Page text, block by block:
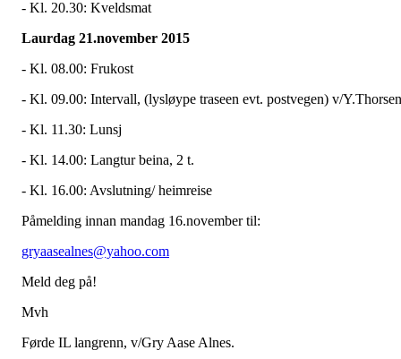
- Kl. 20.30: Kveldsmat
Laurdag 21.november 2015
- Kl. 08.00: Frukost
- Kl. 09.00: Intervall, (lysløype traseen evt. postvegen) v/
- Kl. 11.30: Lunsj
- Kl. 14.00: Langtur beina, 2 t.
- Kl. 16.00: Avslutning/ heimreise
Påmelding innan mandag 16.november til:
gryaasealnes@yahoo.com
Meld deg på!
Mvh
Førde IL langrenn, v/Gry Aase Alnes.